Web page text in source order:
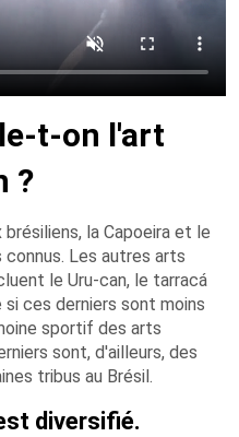
t-on l'art
?
la Capoeira et le
Les autres arts
le Uru-can, le tarracá
ces derniers sont moins
sportif des arts
sont, d'ailleurs, des
tribus au Brésil.
diversifié.